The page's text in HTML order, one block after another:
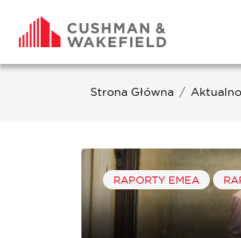
Strona Główna
RAPORTY EMEA